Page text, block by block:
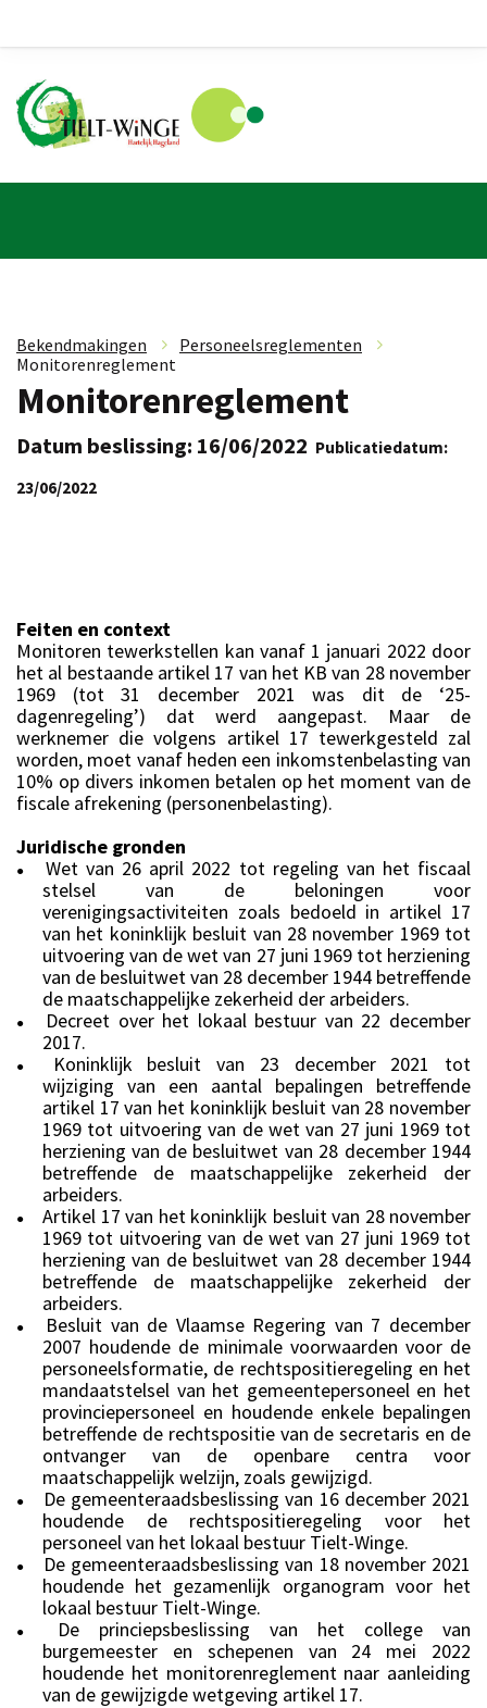
Bekendmakingen » Personeelsreglementen
»
Monitorenreglement
Monitorenreglement
Datum beslissing: 16/06/2022 Publicatiedatum:
23/06/2022
Feiten en context
Monitoren tewerkstellen kan vanaf 1 januari 2022 door
het al bestaande artikel 17 van het KB van 28 november
1969 (tot 31 december 2021 was dit de ‘25-
dagenregeling’) dat werd aangepast. Maar de
werknemer die volgens artikel 17 tewerkgesteld zal
worden, moet vanaf heden een inkomstenbelasting van
10% op divers inkomen betalen op het moment van de
fiscale afrekening (personenbelasting).
Juridische gronden
●
Wet van 26 april 2022 tot regeling van het fiscaal
stelsel van de beloningen voor
verenigingsactiviteiten zoals bedoeld in artikel 17
van het koninklijk besluit van 28 november 1969 tot
uitvoering van de wet van 27 juni 1969 tot herziening
van de besluitwet van 28 december 1944 betreffende
de maatschappelijke zekerheid der arbeiders.
●
Decreet over het lokaal bestuur van 22 december
2017.
●
Koninklijk besluit van 23 december 2021 tot
wijziging van een aantal bepalingen betreffende
artikel 17 van het koninklijk besluit van 28 november
1969 tot uitvoering van de wet van 27 juni 1969 tot
herziening van de besluitwet van 28 december 1944
betreffende de maatschappelijke zekerheid der
arbeiders.
●
Artikel 17 van het koninklijk besluit van 28 november
1969 tot uitvoering van de wet van 27 juni 1969 tot
herziening van de besluitwet van 28 december 1944
betreffende de maatschappelijke zekerheid der
arbeiders.
●
Besluit van de Vlaamse Regering van 7 december
2007 houdende de minimale voorwaarden voor de
personeelsformatie, de rechtspositieregeling en het
mandaatstelsel van het gemeentepersoneel en het
provinciepersoneel en houdende enkele bepalingen
betreffende de rechtspositie van de secretaris en de
ontvanger van de openbare centra voor
maatschappelijk welzijn, zoals gewijzigd.
●
De gemeenteraadsbeslissing van 16 december 2021
houdende de rechtspositieregeling voor het
personeel van het lokaal bestuur Tielt-Winge.
●
De gemeenteraadsbeslissing van 18 november 2021
houdende het gezamenlijk organogram voor het
lokaal bestuur Tielt-Winge.
●
De princiepsbeslissing van het college van
burgemeester en schepenen van 24 mei 2022
houdende het monitorenreglement naar aanleiding
van de gewijzigde wetgeving artikel 17.